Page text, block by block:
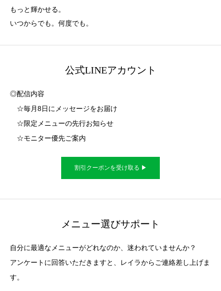
もっと輝かせる。
いつからでも。何度でも。
公式LINEアカウント
◎配信内容
☆毎月8日にメッセージをお届け
☆限定メニューの先行お知らせ
☆モニター優先ご案内
割引クーポンを受け取る ▶︎
メニュー選びサポート
自分に最適なメニューがどれなのか、迷われていませんか？
アンケートに回答いただきますと、レイラからご連絡差し上げま
す。